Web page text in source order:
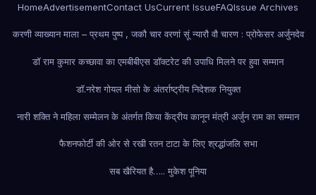
HomeAdvertisementContact UsCurrent IssueFAQIssue Archives
करणी व्याख्यान माला – प्रथम पुष्प , जकौ चार वरणां सूं न्यारौ वौ चारण : प्रोफेसर अर्जुनदेव
डॉ राम कुमार कच्छावा का एमबीबीएस डॉक्टरेट की उपाधि मिलने पर हुवा सम्मान
डॉ.नरेश गोयल मीसो के अंतर्राष्ट्रीय निदेशक नियुक्त
नारी शक्ति ने महिला सम्मेलन के अंतर्गत किया केंद्रीय कानून मंत्री अर्जुन राम का सम्मान
फैशनफोर्टी की ओर से रखी रतन टाटा के लिए श्रद्धांजलि सभा
सब खैरियत है….. मुकेश पूनिया